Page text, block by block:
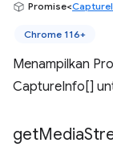
Promise<
Chrome 116+
Menampilkan
CaptureInfo[]
getMedia